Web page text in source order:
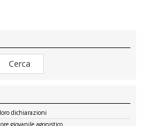
dichiarazioni
giovanile agonistico